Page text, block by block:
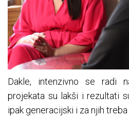
Dakle, intenzivno se radi
projekata su lakši i rezultati
ipak generacijski i za njih